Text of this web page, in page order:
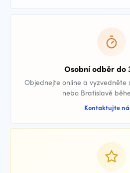
Osobní odběr do
Objednejte online a vyzvedněte
nebo Bratislavě
Kontaktujte